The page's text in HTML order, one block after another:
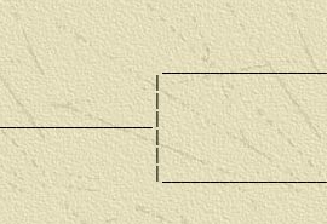
|
|
|
|